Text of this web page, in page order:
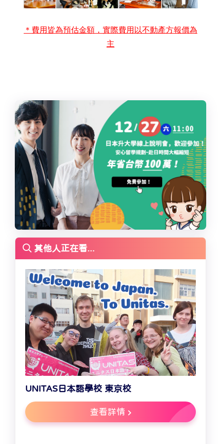
＊費用皆為預估金額，實際費用以不動產方報價為
主
其他人正在看...
UNITAS日本語學校 東京校
查看詳情